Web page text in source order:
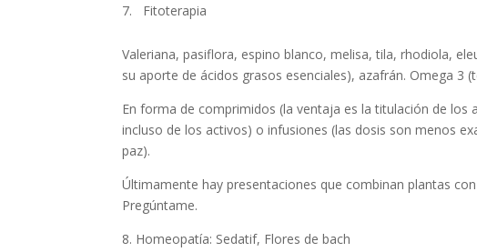
Fitoterapia
Valeriana, pasiflora, espino blanco, melisa, tila, rhodiola,
su aporte de ácidos grasos esenciales), azafrán. Omega 3
En forma de comprimidos (la ventaja es la titulación de
incluso de los activos) o infusiones (las dosis son menos
paz).
Últimamente hay presentaciones que combinan plantas
Pregúntame.
8. Homeopatía: Sedatif, Flores de bach